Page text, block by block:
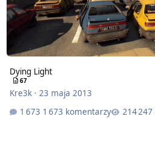
Dying Light
67
Kre3k ·23 maja 2013
1 673 komentarzy